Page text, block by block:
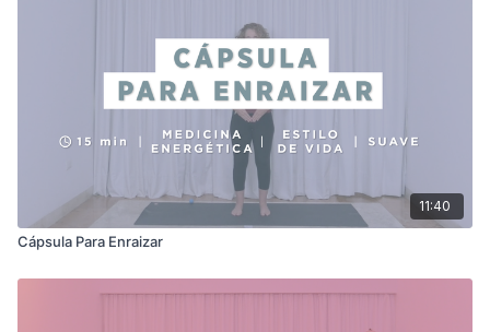
11:40
Cápsula Para Enraizar